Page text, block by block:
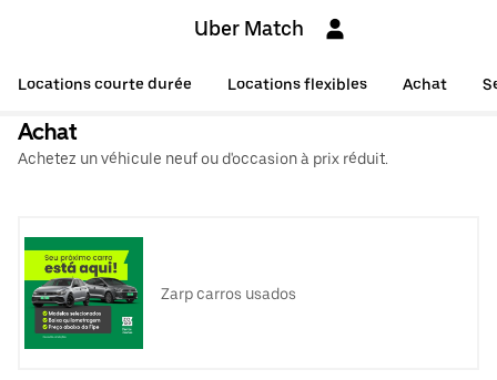
Uber Match
Locations courte durée Locations flexibles Achat
Achat
Achetez un véhicule neuf ou d'occasion à prix réduit.
Zarp carros usados